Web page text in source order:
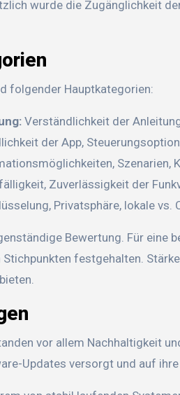
wurde die Zugänglichkeit
folgender Hauptkategorien:
Verständlichkeit der
der App,
Szenarien,
Zuverlässigkeit der
Privatsphäre, lokale vs.
Bewertung. Für eine
festgehalten.
vor allem Nachhaltigkeit
Updates versorgt und auf